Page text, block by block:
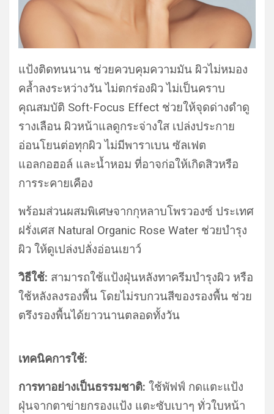
แป้งติดทนนาน ช่วยควบคุมความมัน ผิวไม่หมอง
คล้ำลงระหว่างวัน ไม่ตกร่องผิว ไม่เป็นคราบ
คุณสมบัติ Soft-Focus Effect ช่วยให้จุดด่างดำดู
รางเลือน ผิวหน้าแลดูกระจ่างใส เปล่งประกาย
อ่อนโยนต่อทุกผิว ไม่มีพาราเบน ซัลเฟต
แอลกอฮอล์ และน้ำหอม ที่อาจก่อให้เกิดสิวหรือ
การระคายเคือง
พร้อมส่วนผสมพิเศษจากกุหลาบโพรวองซ์ ประเทศ
ฝรั่งเศส Natural Organic Rose Water ช่วยบำรุง
ผิว ให้ดูเปล่งปลั่งอ่อนเยาว์
วิธีใช้: สามารถใช้แป้งฝุ่นหลังทาครีมบำรุงผิว หรือ
ใช้หลังลงรองพื้น โดยไม่รบกวนสีของรองพื้น ช่วย
ตรึงรองพื้นได้ยาวนานตลอดทั้งวัน
เทคนิคการใช้:
การทาอย่างเป็นธรรมชาติ: ใช้พัฟฟ์ กดแตะแป้ง
ฝุ่นจากตาข่ายกรองแป้ง แตะซับเบาๆ ทั่วใบหน้า